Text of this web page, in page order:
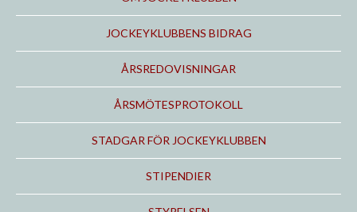
JOCKEYKLUBBENS BIDRAG
ÅRSREDOVISNINGAR
ÅRSMÖTESPROTOKOLL
STADGAR FÖR JOCKEYKLUBBEN
STIPENDIER